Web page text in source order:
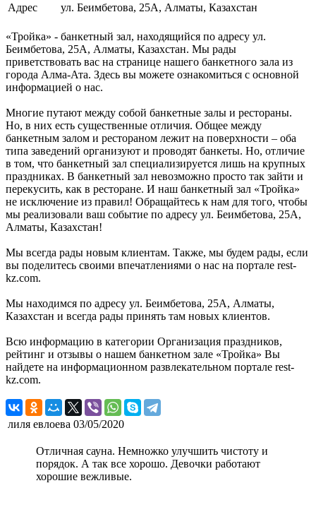
Адрес
ул. Беимбетова, 25А, Алматы, Казахстан
«Тройка» - банкетный зал, находящийся по адресу ул.
Беимбетова, 25А, Алматы, Казахстан. Мы рады
приветствовать вас на странице нашего банкетного зала из
города Алма-Ата. Здесь вы можете ознакомиться с основной
информацией о нас.
Многие путают между собой банкетные залы и рестораны.
Но, в них есть существенные отличия. Общее между
банкетным залом и рестораном лежит на поверхности – оба
типа заведений организуют и проводят банкеты. Но, отличие
в том, что банкетный зал специализируется лишь на крупных
праздниках. В банкетный зал невозможно просто так зайти и
перекусить, как в ресторане. И наш банкетный зал «Тройка»
не исключение из правил! Обращайтесь к нам для того, чтобы
мы реализовали ваш событие по адресу ул. Беимбетова, 25А,
Алматы, Казахстан!
Мы всегда рады новым клиентам. Также, мы будем рады, если
вы поделитесь своими впечатлениями о нас на портале rest-
kz.com.
Мы находимся по адресу ул. Беимбетова, 25А, Алматы,
Казахстан и всегда рады принять там новых клиентов.
Всю информацию в категории Организация праздников,
рейтинг и отзывы о нашем банкетном зале «Тройка» Вы
найдете на информационном развлекательном портале rest-
kz.com.
лиля евлоева 03/05/2020
Отличная сауна. Немножко улучшить чистоту и
порядок. А так все хорошо. Девочки работают
хорошие вежливые.